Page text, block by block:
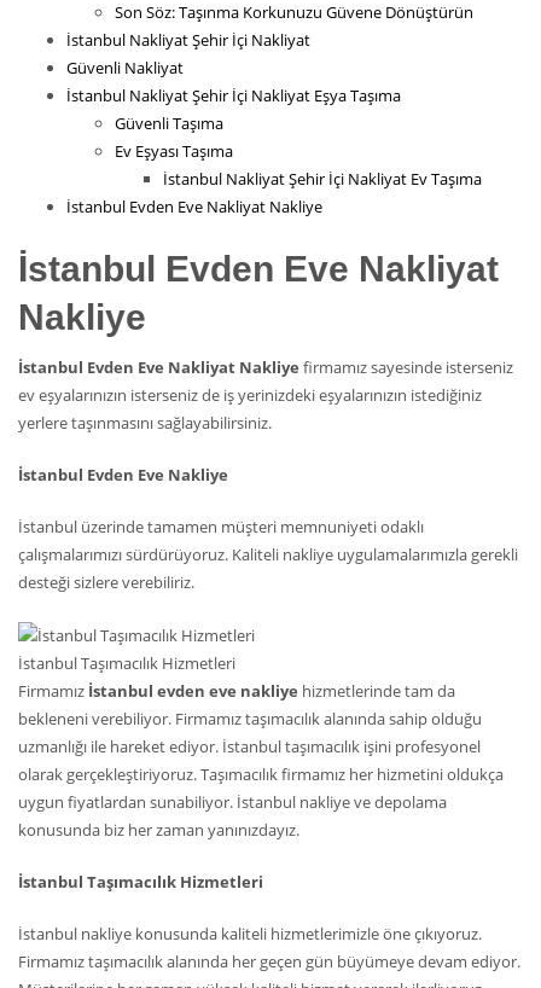
Son Söz: Taşınma Korkunuzu Güvene Dönüştürün
İstanbul Nakliyat Şehir İçi Nakliyat
Güvenli Nakliyat
İstanbul Nakliyat Şehir İçi Nakliyat Eşya Taşıma
Güvenli Taşıma
Ev Eşyası Taşıma
İstanbul Nakliyat Şehir İçi Nakliyat Ev Taşıma
İstanbul Evden Eve Nakliyat Nakliye
İstanbul Evden Eve Nakliyat
Nakliye
İstanbul Evden Eve Nakliyat Nakliye firmamız sayesinde isterseniz
ev eşyalarınızın isterseniz de iş yerinizdeki eşyalarınızın istediğiniz
yerlere taşınmasını sağlayabilirsiniz.
İstanbul Evden Eve Nakliye
İstanbul üzerinde tamamen müşteri memnuniyeti odaklı
çalışmalarımızı sürdürüyoruz. Kaliteli nakliye uygulamalarımızla gerekli
desteği sizlere verebiliriz.
İstanbul Taşımacılık Hizmetleri
Firmamız İstanbul evden eve nakliye hizmetlerinde tam da
bekleneni verebiliyor. Firmamız taşımacılık alanında sahip olduğu
uzmanlığı ile hareket ediyor. İstanbul taşımacılık işini profesyonel
olarak gerçekleştiriyoruz. Taşımacılık firmamız her hizmetini oldukça
uygun fiyatlardan sunabiliyor. İstanbul nakliye ve depolama
konusunda biz her zaman yanınızdayız.
İstanbul Taşımacılık Hizmetleri
İstanbul nakliye konusunda kaliteli hizmetlerimizle öne çıkıyoruz.
Firmamız taşımacılık alanında her geçen gün büyümeye devam ediyor.